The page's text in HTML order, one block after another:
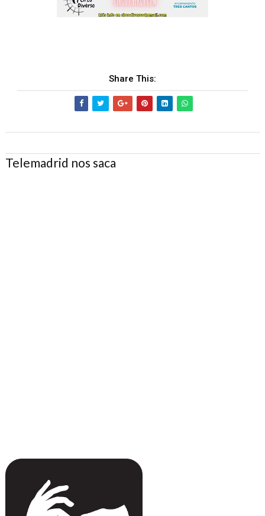
Share This:
Telemadrid nos saca